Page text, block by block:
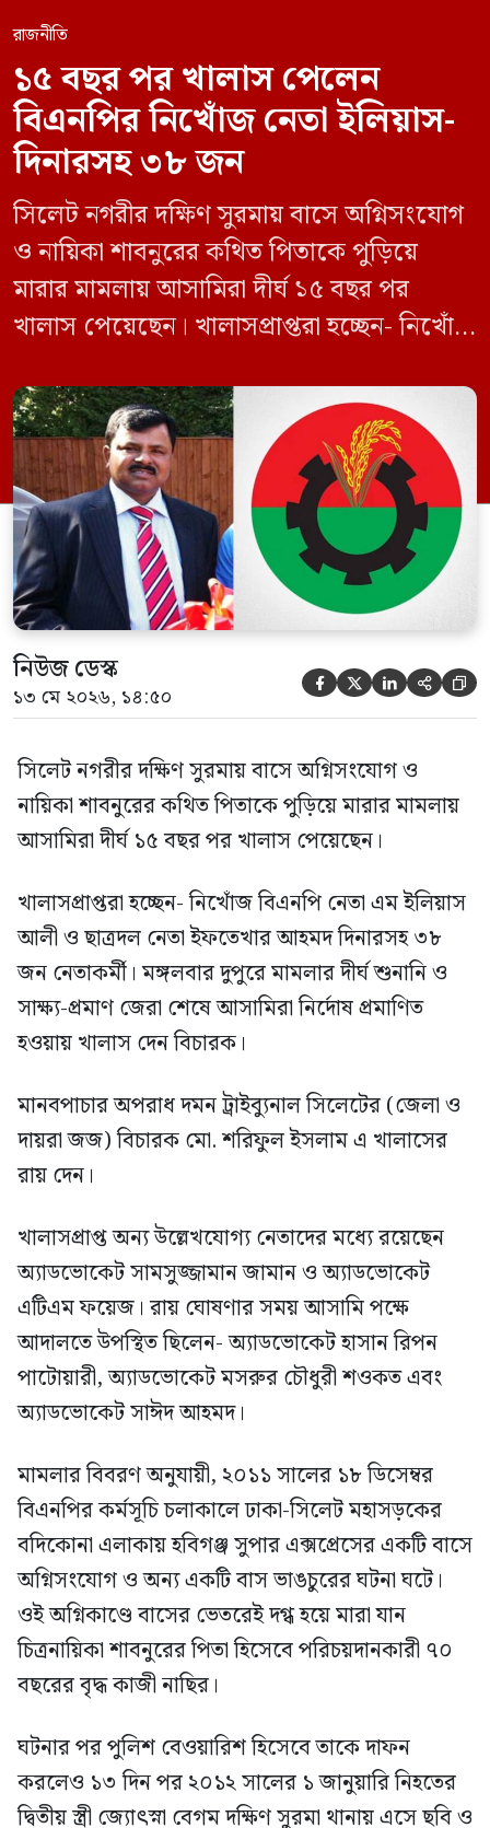
রাজনীতি
১৫ বছর পর খালাস পেলেন
বিএনপির নিখোঁজ নেতা ইলিয়াস-
দিনারসহ ৩৮ জন
সিলেট নগরীর দক্ষিণ সুরমায় বাসে অগ্নিসংযোগ
ও নায়িকা শাবনুরের কথিত পিতাকে পুড়িয়ে
মারার মামলায় আসামিরা দীর্ঘ ১৫ বছর পর
খালাস পেয়েছেন। খালাসপ্রাপ্তরা হচ্ছেন- নিখোঁজ
ইফতেখার আহমদ দিনারসহ ৩৮ জন নেতাকর্মী।
মঙ্গলবার দুপুরে মামলার দীর্ঘ শুনানি ও সাক্ষ্য-
প্রমাণ জেরা শেষে আসামিরা নির্দোষ প্রমাণিত
হওয়ায় খালাস দেন বিচারক। মানবপাচার […]
নিউজ ডেস্ক
১৩ মে ২০২৬, ১৪:৫০     
সিলেট নগরীর দক্ষিণ সুরমায় বাসে অগ্নিসংযোগ ও
নায়িকা শাবনুরের কথিত পিতাকে পুড়িয়ে মারার মামলায়
আসামিরা দীর্ঘ ১৫ বছর পর খালাস পেয়েছেন।
খালাসপ্রাপ্তরা হচ্ছেন- নিখোঁজ বিএনপি নেতা এম ইলিয়াস
আলী ও ছাত্রদল নেতা ইফতেখার আহমদ দিনারসহ ৩৮
জন নেতাকর্মী। মঙ্গলবার দুপুরে মামলার দীর্ঘ শুনানি ও
সাক্ষ্য-প্রমাণ জেরা শেষে আসামিরা নির্দোষ প্রমাণিত
হওয়ায় খালাস দেন বিচারক।
মানবপাচার অপরাধ দমন ট্রাইব্যুনাল সিলেটের (জেলা ও
দায়রা জজ) বিচারক মো. শরিফুল ইসলাম এ খালাসের
রায় দেন।
খালাসপ্রাপ্ত অন্য উল্লেখযোগ্য নেতাদের মধ্যে রয়েছেন
অ্যাডভোকেট সামসুজ্জামান জামান ও অ্যাডভোকেট
এটিএম ফয়েজ। রায় ঘোষণার সময় আসামি পক্ষে
আদালতে উপস্থিত ছিলেন- অ্যাডভোকেট হাসান রিপন
পাটোয়ারী, অ্যাডভোকেট মসরুর চৌধুরী শওকত এবং
অ্যাডভোকেট সাঈদ আহমদ।
মামলার বিবরণ অনুযায়ী, ২০১১ সালের ১৮ ডিসেম্বর
বিএনপির কর্মসূচি চলাকালে ঢাকা-সিলেট মহাসড়কের
বদিকোনা এলাকায় হবিগঞ্জ সুপার এক্সপ্রেসের একটি বাসে
অগ্নিসংযোগ ও অন্য একটি বাস ভাঙচুরের ঘটনা ঘটে।
ওই অগ্নিকাণ্ডে বাসের ভেতরেই দগ্ধ হয়ে মারা যান
চিত্রনায়িকা শাবনুরের পিতা হিসেবে পরিচয়দানকারী ৭০
বছরের বৃদ্ধ কাজী নাছির।
ঘটনার পর পুলিশ বেওয়ারিশ হিসেবে তাকে দাফন
করলেও ১৩ দিন পর ২০১২ সালের ১ জানুয়ারি নিহতের
দ্বিতীয় স্ত্রী জ্যোৎস্না বেগম দক্ষিণ সুরমা থানায় এসে ছবি ও